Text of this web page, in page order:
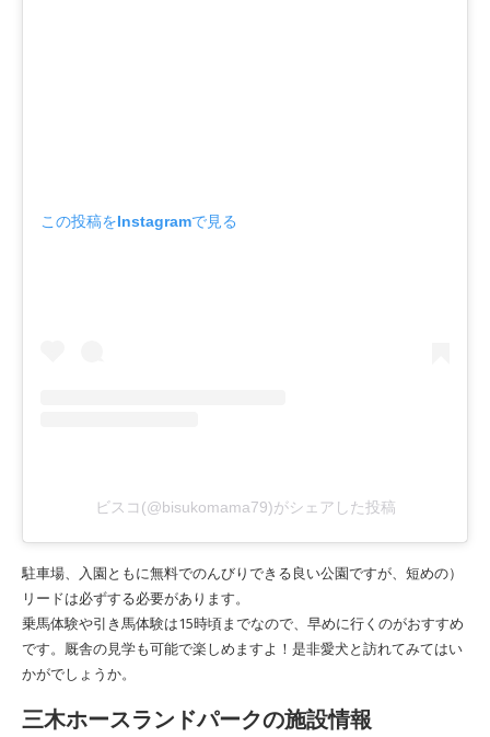
この投稿をInstagramで見る
ビスコ(@bisukomama79)がシェアした投稿
駐車場、入園ともに無料でのんびりできる良い公園ですが、短めの）
リードは必ずする必要があります。
乗馬体験や引き馬体験は15時頃までなので、早めに行くのがおすすめ
です。厩舎の見学も可能で楽しめますよ！是非愛犬と訪れてみてはい
かがでしょうか。
三木ホースランドパークの施設情報